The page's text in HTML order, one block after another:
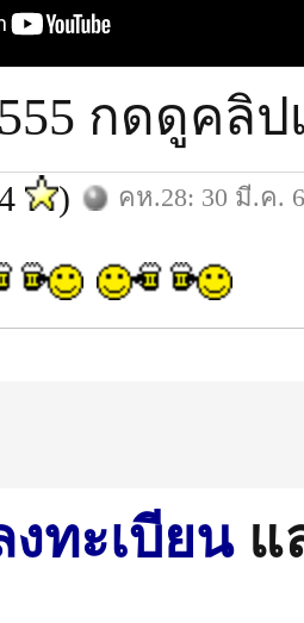
กดดูคลิป
) คห.28: 30 มี.ค.
งทะเบียนแ